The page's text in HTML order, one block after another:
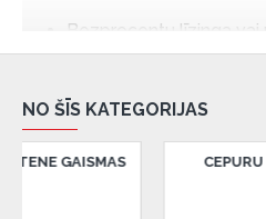
Bezprocentu līzinga vai
risinājums, lai
Ar ESTO iegūstiet
iemaksas un ar nomaksas
Piemērs: Preces cena
NO ŠĪS KATEGORIJAS
CEPURU PLAUKTS